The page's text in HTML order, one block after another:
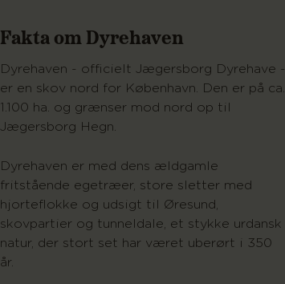
Fakta om Dyrehaven
Dyrehaven - officielt Jægersborg Dyrehave -
er en skov nord for København. Den er på ca.
1.100 ha. og grænser mod nord op til
Jægersborg Hegn.
Dyrehaven er med dens ældgamle
fritstående egetræer, store sletter med
hjorteflokke og udsigt til Øresund,
skovpartier og tunneldale, et stykke urdansk
natur, der stort set har været uberørt i 350
år.